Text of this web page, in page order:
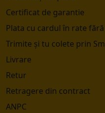
Certificat de garantie
Plata cu cardul în rate
Trimite și tu colete prin
Livrare
Retur
Retragere din contract
ANPC